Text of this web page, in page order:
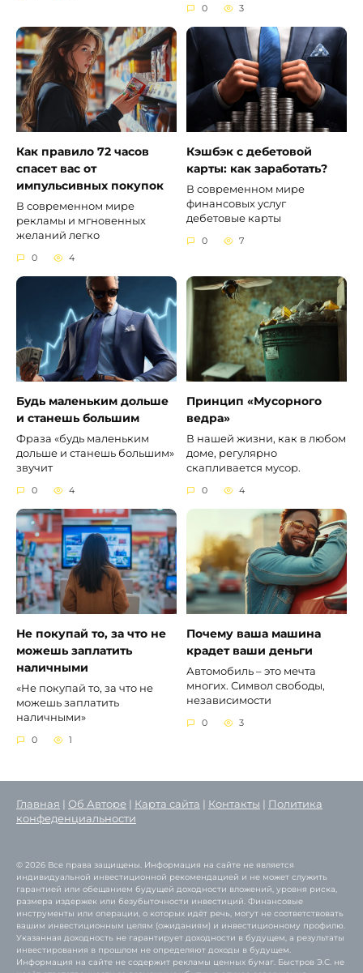
0 3
Как правило 72 часов
спасет вас от
импульсивных покупок
В современном мире
рекламы и мгновенных
желаний легко
0 4
Кэшбэк с дебетовой
карты: как заработать?
В современном мире
финансовых услуг
дебетовые карты
0 7
Будь маленьким дольше
и станешь большим
Фраза «будь маленьким
дольше и станешь большим»
звучит
0 4
Принцип «Мусорного
ведра»
В нашей жизни, как в любом
доме, регулярно
скапливается мусор.
0 4
Не покупай то, за что не
можешь заплатить
наличными
«Не покупай то, за что не
можешь заплатить
наличными»
0 1
Почему ваша машина
крадет ваши деньги
Автомобиль – это мечта
многих. Символ свободы,
независимости
0 3
Главная Об Авторе Карта сайта Контакты
Политика
конфеденциальности
© 2026 Все права защищены. Информация на сайте не является
индивидуальной инвестиционной рекомендацией и не может служить
гарантией или обещанием будущей доходности вложений, уровня риска,
размера издержек или безубыточности инвестиций. Финансовые
инструменты или операции, о которых идёт речь, могут не соответствовать
вашим инвестиционным целям (ожиданиям) и инвестиционному профилю.
Указанная доходность не гарантирует доходности в будущем, а результаты
инвестирования в прошлом не определяют доходы в будущем.
Информация на сайте не содержит рекламы ценных бумаг. Быстров Э.С. не